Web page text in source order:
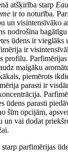
atšķirība starp
ir to noturība.
un visintensīvāko
nodrošina
ūdens ir vieglāks
ir
profilu.
maigāku
piemērots
parasti ir
ūdens parasti
šīm opcijām,
un vai dodat
parfimērijas